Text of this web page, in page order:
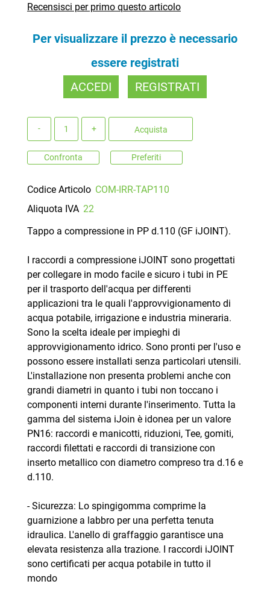
Recensisci per primo questo articolo
Per visualizzare il prezzo è necessario
essere registrati
ACCEDI
REGISTRATI
Acquista
Confronta Preferiti
Codice Articolo COM-IRR-TAP110
Aliquota IVA 22
Tappo a compressione in PP d.110 (GF iJOINT).
I raccordi a compressione iJOINT sono progettati
per collegare in modo facile e sicuro i tubi in PE
per il trasporto dell'acqua per differenti
applicazioni tra le quali l'approvvigionamento di
acqua potabile, irrigazione e industria mineraria.
Sono la scelta ideale per impieghi di
approvvigionamento idrico. Sono pronti per l'uso e
possono essere installati senza particolari utensili.
L'installazione non presenta problemi anche con
grandi diametri in quanto i tubi non toccano i
componenti interni durante l'inserimento. Tutta la
gamma del sistema iJoin è idonea per un valore
PN16: raccordi e manicotti, riduzioni, Tee, gomiti,
raccordi filettati e raccordi di transizione con
inserto metallico con diametro compreso tra d.16 e
d.110.
- Sicurezza: Lo spingigomma comprime la
guarnizione a labbro per una perfetta tenuta
idraulica. L'anello di graffaggio garantisce una
elevata resistenza alla trazione. I raccordi iJOINT
sono certificati per acqua potabile in tutto il
mondo